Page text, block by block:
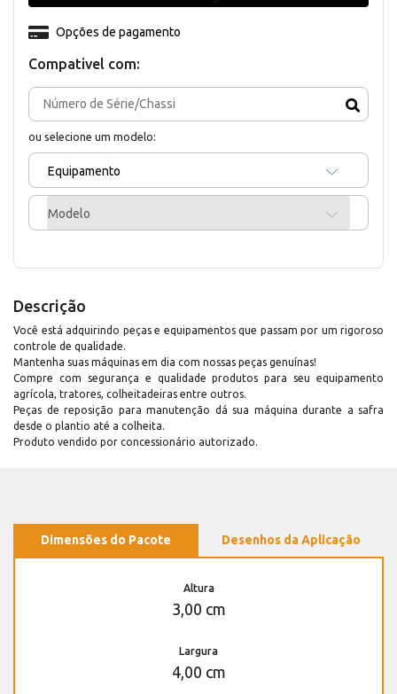
Compativel com:
ou selecione um modelo:
Equipamento
Modelo
Opções de pagamento
Descrição
Você está adquirindo peças e equipamentos que passam por um rigoroso
controle de qualidade.
Mantenha suas máquinas em dia com nossas peças genuínas!
Compre com segurança e qualidade produtos para seu equipamento
agrícola, tratores, colheitadeiras entre outros.
Peças de reposição para manutenção dá sua máquina durante a safra
desde o plantio até a colheita.
Produto vendido por concessionário autorizado.
Dimensões do Pacote Desenhos da Aplicação
Altura
3,00 cm
Largura
4,00 cm